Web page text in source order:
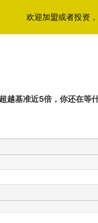
越基准近5倍，你还在等
欢迎加盟或者投资